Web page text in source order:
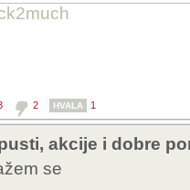
2 HVALA 1
akcije i dobre
se